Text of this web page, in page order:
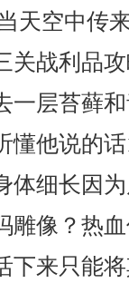
天空中传
关战利品
一层苔藓
懂他说的
体细长因
雕像？热
下来只能